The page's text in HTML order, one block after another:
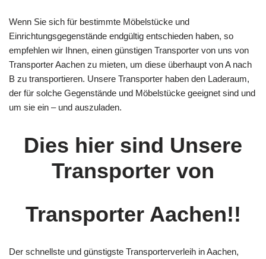
Wenn Sie sich für bestimmte Möbelstücke und
Einrichtungsgegenstände endgültig entschieden haben, so
empfehlen wir Ihnen, einen günstigen Transporter von uns von
Transporter Aachen zu mieten, um diese überhaupt von A nach
B zu transportieren. Unsere Transporter haben den Laderaum,
der für solche Gegenstände und Möbelstücke geeignet sind und
um sie ein – und auszuladen.
Dies hier sind Unsere
Transporter von
Transporter Aachen!!
Der schnellste und günstigste Transporterverleih in Aachen,